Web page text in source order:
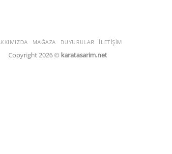
MAĞAZA DUYURULAR İLETIŞIM
Copyright 2026 © karatasarim.net